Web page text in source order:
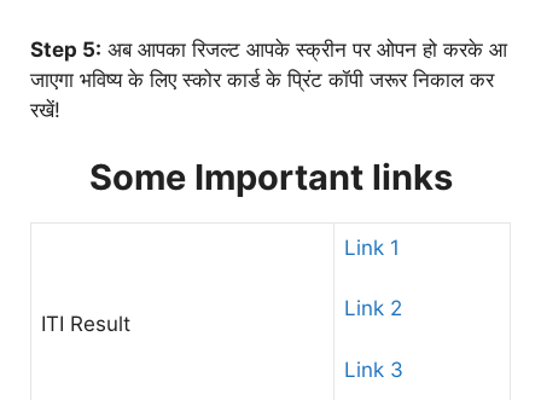
Step 5: अब आपका रिजल्ट आपके स्क्रीन पर ओपन हो करके आ
जाएगा भविष्य के लिए स्कोर कार्ड के प्रिंट कॉपी जरूर निकाल कर
रखें!
Some Important links
ITI Result
Link 1
Link 2
Link 3